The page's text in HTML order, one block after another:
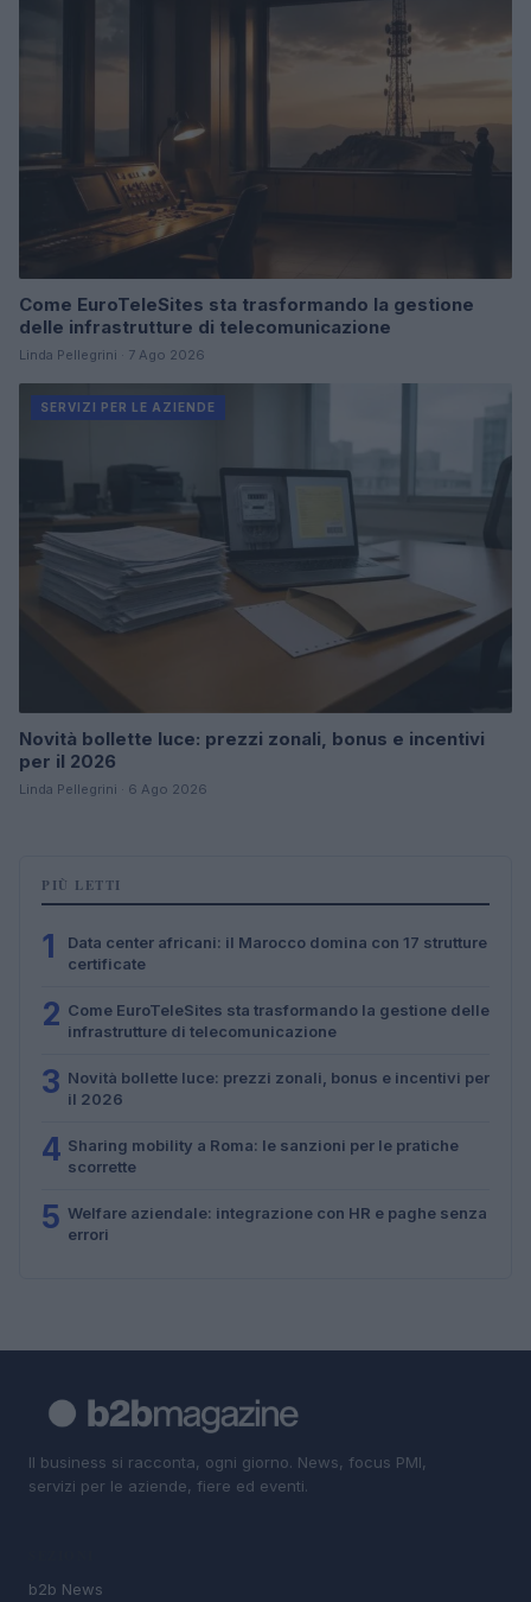
Come EuroTeleSites sta trasformando la gestione
delle infrastrutture di telecomunicazione
Linda Pellegrini · 7 Ago 2026
SERVIZI PER LE AZIENDE
Novità bollette luce: prezzi zonali, bonus e incentivi
per il 2026
Linda Pellegrini · 6 Ago 2026
PIÙ LETTI
1
Data center africani: il Marocco domina con 17 strutture
certificate
2 Come EuroTeleSites sta trasformando la gestione delle
infrastrutture di telecomunicazione
3 Novità bollette luce: prezzi zonali, bonus e incentivi per
il 2026
4 Sharing mobility a Roma: le sanzioni per le pratiche
scorrette
5 Welfare aziendale: integrazione con HR e paghe senza
errori
Il business si racconta, ogni giorno. News, focus PMI,
servizi per le aziende, fiere ed eventi.
b2b News